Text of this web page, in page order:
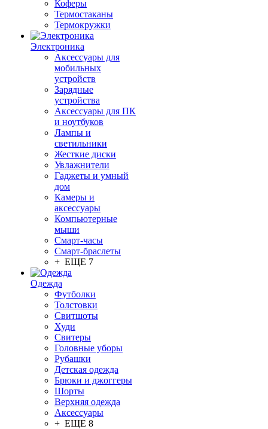
Коферы
Термостаканы
Термокружки
Электроника
Аксессуары для
мобильных
устройств
Зарядные
устройства
Аксессуары для ПК
и ноутбуков
Лампы и
светильники
Жесткие диски
Увлажнители
Гаджеты и умный
дом
Камеры и
аксессуары
Компьютерные
мыши
Смарт-часы
Смарт-браслеты
+ ЕЩЕ 7
Одежда
Футболки
Толстовки
Свитшоты
Худи
Свитеры
Головные уборы
Рубашки
Детская одежда
Брюки и джоггеры
Шорты
Верхняя одежда
Аксессуары
+ ЕЩЕ 8